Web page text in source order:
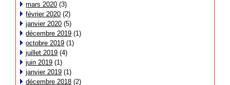
mars 2020 (3)
février 2020 (2)
janvier 2020 (5)
décembre 2019 (1)
octobre 2019 (1)
juillet 2019 (4)
juin 2019 (1)
janvier 2019 (1)
décembre 2018 (2)